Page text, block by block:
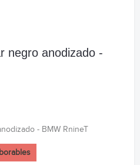
negro anodizado -
- BMW RnineT